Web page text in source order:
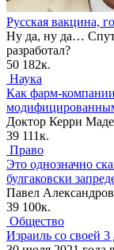
Русская вакцина,
Ну да, ну да…
разработал?
50 182к.
Наука
Как фарм-компании
Доктор Керри
39 111к.
Право
Это однозначно
булгаковски
Павел
39 100к.
Общество
Израиль со своей